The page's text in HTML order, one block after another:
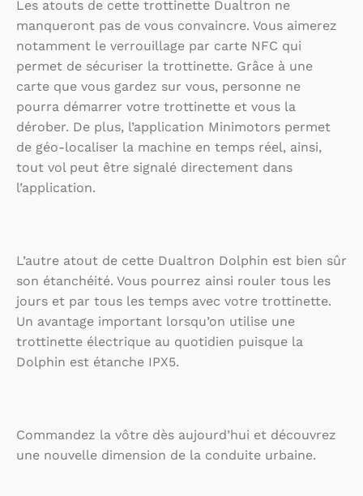
Les atouts de cette trottinette Dualtron ne
manqueront pas de vous convaincre. Vous aimerez
notamment le verrouillage par carte NFC qui
permet de sécuriser la trottinette. Grâce à une
carte que vous gardez sur vous, personne ne
pourra démarrer votre trottinette et vous la
dérober. De plus, l’application Minimotors permet
de géo-localiser la machine en temps réel, ainsi,
tout vol peut être signalé directement dans
l’application.
L’autre atout de cette Dualtron Dolphin est bien sûr
son étanchéité. Vous pourrez ainsi rouler tous les
jours et par tous les temps avec votre trottinette.
Un avantage important lorsqu’on utilise une
trottinette électrique au quotidien puisque la
Dolphin est étanche IPX5.
Commandez la vôtre dès aujourd’hui et découvrez
une nouvelle dimension de la conduite urbaine.